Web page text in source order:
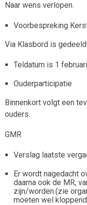
Naar wens verlopen.
Voorbespreking
Via Klasbord is
Teldatum is 1
Ouderparticipatie
Binnenkort volgt een
ouders.
GMR
Verslag laatste
Er wordt nagedacht
daarna ook de MR,
zijn/worden.(zie
moeten wel